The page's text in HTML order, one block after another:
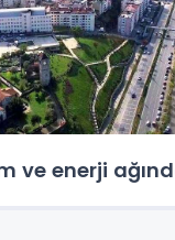
ve enerji